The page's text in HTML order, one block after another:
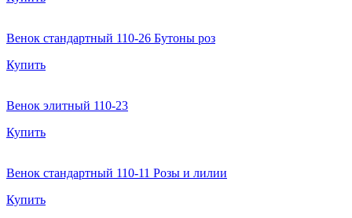
Венок стандартный 110-26 Бутоны роз
Купить
Венок элитный 110-23
Купить
Венок стандартный 110-11 Розы и лилии
Купить